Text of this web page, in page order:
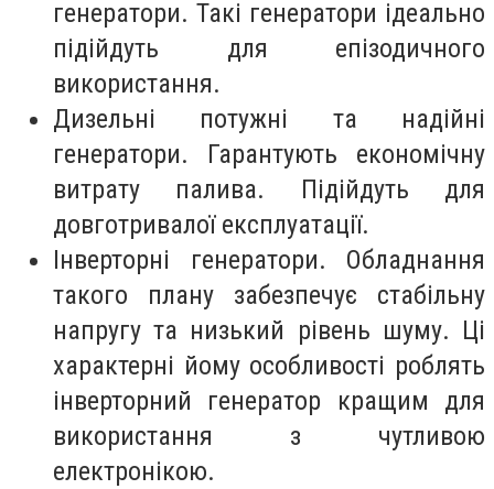
генератори. Такі генератори ідеально
підійдуть для епізодичного
використання.
Дизельні потужні та надійні
генератори. Гарантують економічну
витрату палива. Підійдуть для
довготривалої експлуатації.
Інверторні генератори. Обладнання
такого плану забезпечує стабільну
напругу та низький рівень шуму. Ці
характерні йому особливості роблять
інверторний генератор кращим для
використання з чутливою
електронікою.